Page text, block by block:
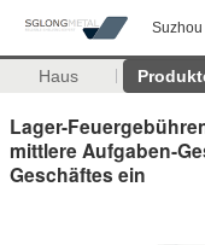
Suzhou
Haus
Lager-
mittlere Aufgaben-
Geschäftes ein